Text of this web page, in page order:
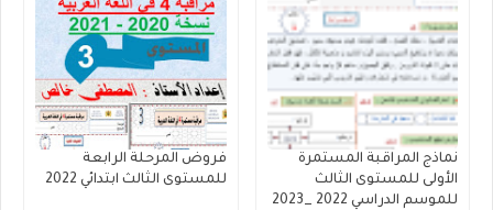
نماذج المراقبة المستمرة
الأولى للمستوى الثالث
للموسم الدراسي 2022 _2023
فروض المرحلة الرابعة
للمستوى الثالث ابتدائي 2022